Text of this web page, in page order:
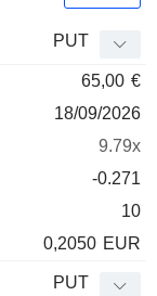
Parité
PUT
65,00 €
18/09/2026
9.79x
-0.271
10
0,2050 EUR
PUT